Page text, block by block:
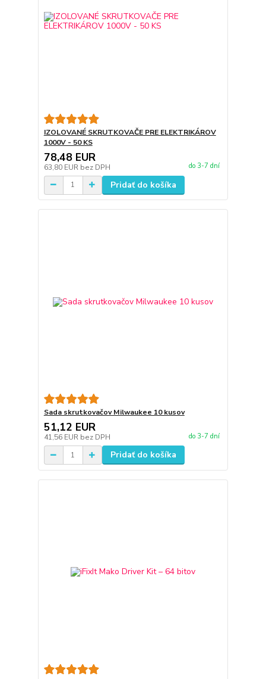
IZOLOVANÉ SKRUTKOVAČE PRE ELEKTRIKÁROV
1000V - 50 KS
78,48 EUR
63,80 EUR bez DPH do 3-7 dní
Pridať do košíka
Sada skrutkovačov Milwaukee 10 kusov
51,12 EUR
41,56 EUR bez DPH do 3-7 dní
Pridať do košíka